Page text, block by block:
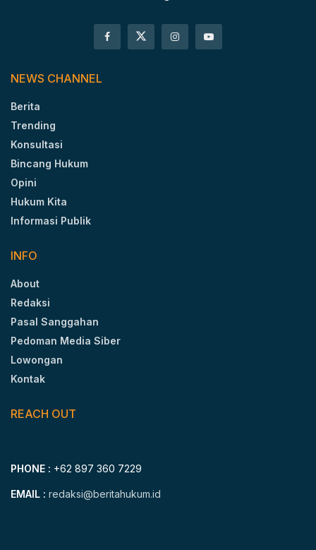
NEWS CHANNEL
Berita
Trending
Konsultasi
Bincang Hukum
Opini
Hukum Kita
Informasi Publik
INFO
About
Redaksi
Pasal Sanggahan
Pedoman Media Siber
Lowongan
Kontak
REACH OUT
PHONE : +62 897 360 7229
EMAIL : redaksi@beritahukum.id